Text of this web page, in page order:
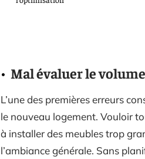
Mal évaluer le
L’une des premières erreurs
le nouveau logement. Vouloir
à installer des meubles trop
l’ambiance générale. Sans